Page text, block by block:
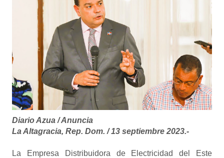
Diario Azua / Anuncia
La Altagracia, Rep. Dom. / 13 septiembre 2023.-
La Empresa Distribuidora de Electricidad del Este